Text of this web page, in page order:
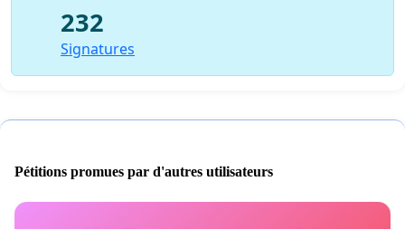
232
Signatures
Pétitions promues par d'autres utilisateurs